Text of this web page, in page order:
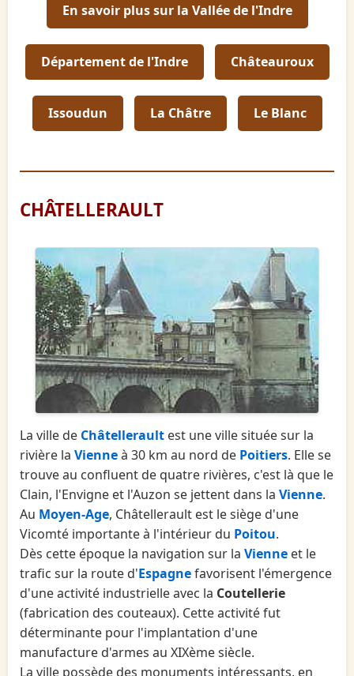
En savoir plus sur la Vallée de l'Indre
Département de l'Indre Châteauroux
Issoudun La Châtre Le Blanc
CHÂTELLERAULT
La ville de Châtellerault est une ville située sur la
rivière la Vienneà 30 km au nord de Poitiers. Elle se
trouve au confluent de quatre rivières, c'est là que le
Clain, l'Envigne et l'Auzon se jettent dans la Vienne.
Au Moyen-Age, Châtellerault est le siège d'une
Vicomté importante à l'intérieur du Poitou.
Dès cette époque la navigation sur la Vienne et le
trafic sur la route d'Espagnefavorisent l'émergence
d'une activité industrielle avec la Coutellerie
(fabrication des couteaux). Cette activité fut
déterminante pour l'implantation d'une
manufacture d'armes au XIXème siècle.
La ville possède des monuments intéressants, en